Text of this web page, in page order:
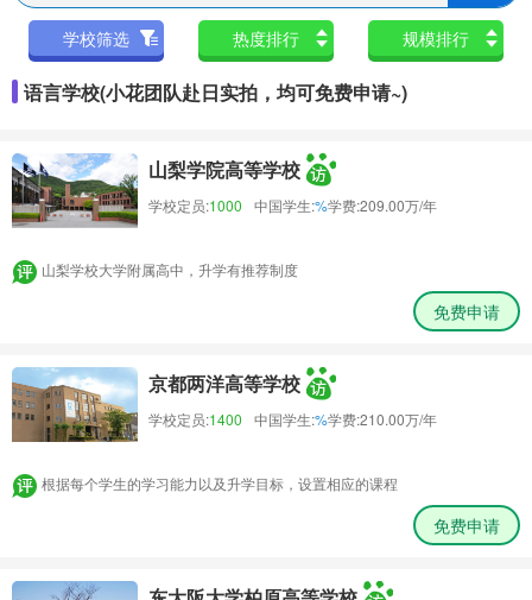
学校筛选 热度排行 规模排行
语言学校(小花团队赴日实拍，均可免费申请~)
山梨学院高等学校
学校定员:1000 中国学生:%学费:209.00万/年
山梨学校大学附属高中，升学有推荐制度
免费申请
京都两洋高等学校
学校定员:1400 中国学生:%学费:210.00万/年
根据每个学生的学习能力以及升学目标，设置相应的课程
免费申请